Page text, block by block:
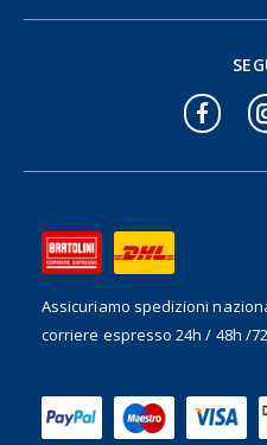
Assicuriamo spedizioni
corriere espresso 24h / 48h /